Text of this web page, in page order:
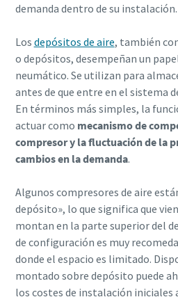
Aire comprimido y
de alimentación y bebidas
El sabor, la calidad y la seguridad
industria de alimentación y
demanda dentro de su instalación.
Los depósitos de aire, también
o depósitos, desempeñan un
neumático. Se utilizan para
antes de que entre en el sistema
En términos más simples, la
actuar como mecanismo de
compresor y la fluctuación de la
cambios en la demanda.
Algunos compresores de aire
depósito», lo que significa que
montan en la parte superior del
de configuración es muy
donde el espacio es limitado.
montado sobre depósito puede
los costes de instalación iniciales